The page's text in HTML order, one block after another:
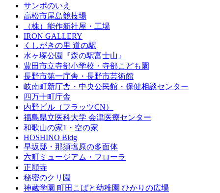
サンポのいえ
高松市屋島競技場
（株）能作新社屋・工場
IRON GALLERY
くしがきの里 道の駅
水ヶ塚公園『森の駅富士山』
豊田市立寺部小学校・寺部こども園
長野市第一庁舎・長野市芸術館
岐南町新庁舎・中央公⺠館・保健相談センター
四万十町庁舎
内野ビル（フラッツCN）
福島県立医科大学 会津医療センター
和歌山の家1・空の家
HOSHINO Bldg
早坂邸・那須塩原の多面体
六町ミュージアム・フローラ
正願寺
秘密のクリ園
神蔵学園 町田こばと幼稚園 ひかりの広場